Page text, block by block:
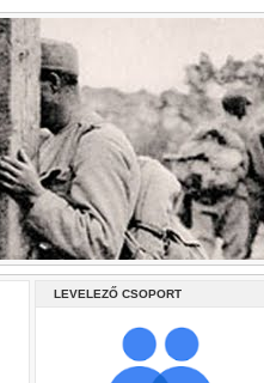
LEVELEZŐ CSOPORT